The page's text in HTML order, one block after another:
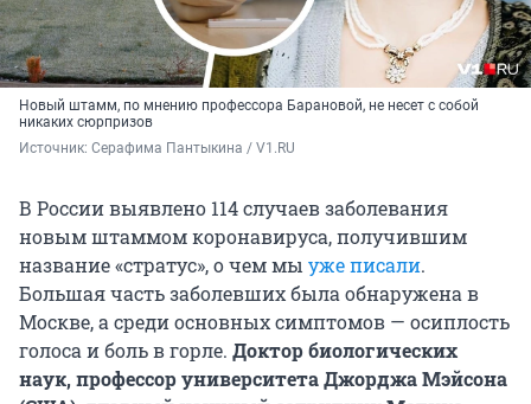
Новый штамм, по мнению профессора Барановой, не несет с собой
никаких сюрпризов
Источник: Серафима Пантыкина / V1.RU
В России выявлено 114 случаев заболевания
новым штаммом коронавируса, получившим
название «стратус», о чем мы уже писали.
Большая часть заболевших была обнаружена в
Москве, а среди основных симптомов — осиплость
голоса и боль в горле. Доктор биологических
наук, профессор университета Джорджа Мэйсона